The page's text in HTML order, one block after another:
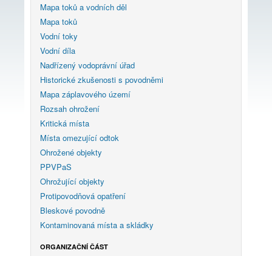
Mapa toků a vodních děl
Mapa toků
Vodní toky
Vodní díla
Nadřízený vodoprávní úřad
Historické zkušenosti s povodněmi
Mapa záplavového území
Rozsah ohrožení
Kritická místa
Místa omezující odtok
Ohrožené objekty
PPVPaS
Ohrožující objekty
Protipovodňová opatření
Bleskové povodně
Kontaminovaná místa a skládky
ORGANIZAČNÍ ČÁST